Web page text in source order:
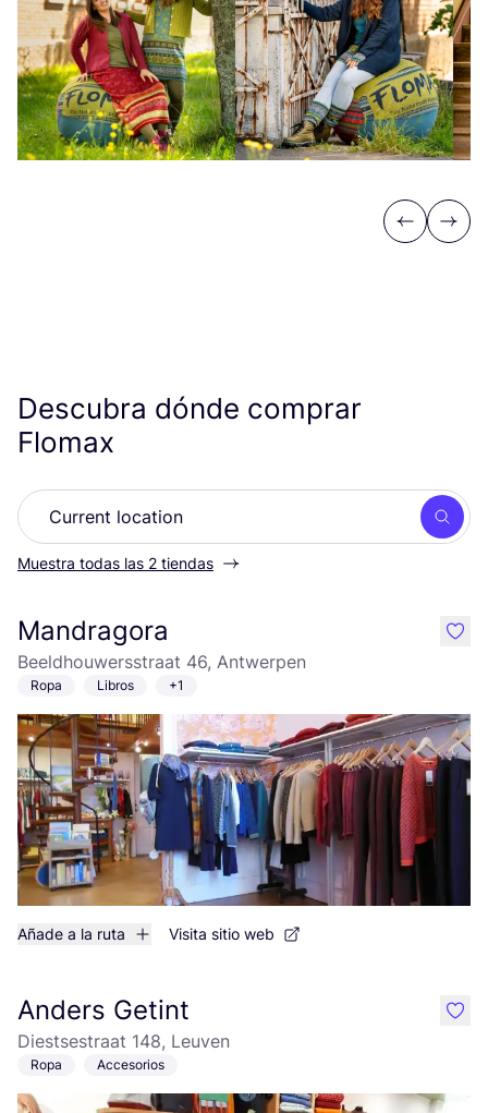
Previous
Next
Descubra dónde comprar
Flomax
Muestra todas las 2 tiendas
Mandragora
Beeldhouwersstraat 46, Antwerpen
Ropa Libros +1
Añade a la ruta Visita sitio web
like
Anders Getint
Diestsestraat 148, Leuven
Ropa Accesorios
like